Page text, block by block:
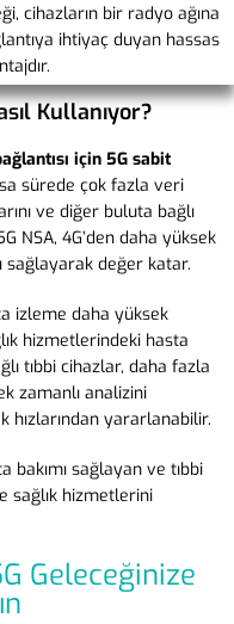
cihazların bir radyo ağına
ihtiyaç duyan hassas
Kullanıyor?
için 5G sabit
sürede çok fazla veri
ve diğer buluta bağlı
NSA, 4G’den daha yüksek
sağlayarak değer katar.
izleme daha yüksek
hizmetlerindeki hasta
tıbbi cihazlar, daha fazla
zamanlı analizini
hızlarından yararlanabilir.
bakımı sağlayan ve tıbbi
sağlık hizmetlerini
Geleceğinize